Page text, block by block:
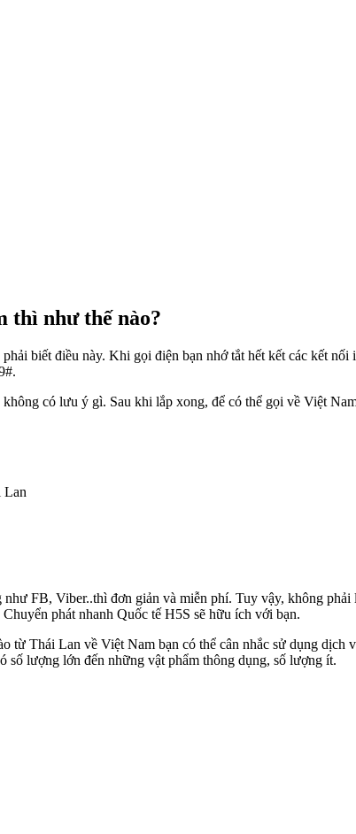
thì như thế nào?
biết điều này. Khi gọi điện bạn nhớ tắt hết kết các kết
có lưu ý gì. Sau khi lắp xong, để có thể gọi về Việt
Lan
FB, Viber..thì đơn giản và miễn phí. Tuy vậy, không
phát nhanh Quốc tế H5S sẽ hữu ích với bạn.
từ Thái Lan về Việt Nam bạn có thể cân nhắc sử dụng
số lượng lớn đến những vật phẩm thông dụng, số lượng ít.